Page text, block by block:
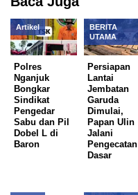
Artikel
Polres
Nganjuk
Bongkar
Sindikat
Pengedar
Sabu dan Pil
Dobel L di
Baron
BERITA
UTAMA
Persiapan
Lantai
Jembatan
Garuda
Dimulai,
Papan Ulin
Jalani
Pengecatan
Dasar